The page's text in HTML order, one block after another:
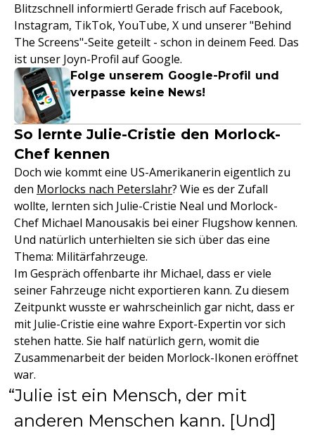
Blitzschnell informiert! Gerade frisch auf Facebook,
Instagram, TikTok, YouTube, X und unserer "Behind
The Screens"-Seite geteilt - schon in deinem Feed. Das
ist unser Joyn-Profil auf Google.
Folge unserem Google-Profil und
verpasse keine News!
So lernte Julie-Cristie den Morlock-
Chef kennen
Doch wie kommt eine US-Amerikanerin eigentlich zu
den Morlocks nach Peterslahr? Wie es der Zufall
wollte, lernten sich Julie-Cristie Neal und Morlock-
Chef Michael Manousakis bei einer Flugshow kennen.
Und natürlich unterhielten sie sich über das eine
Thema: Militärfahrzeuge.
Im Gespräch offenbarte ihr Michael, dass er viele
seiner Fahrzeuge nicht exportieren kann. Zu diesem
Zeitpunkt wusste er wahrscheinlich gar nicht, dass er
mit Julie-Cristie eine wahre Export-Expertin vor sich
stehen hatte. Sie half natürlich gern, womit die
Zusammenarbeit der beiden Morlock-Ikonen eröffnet
war.
Julie ist ein Mensch, der mit
anderen Menschen kann. [Und]